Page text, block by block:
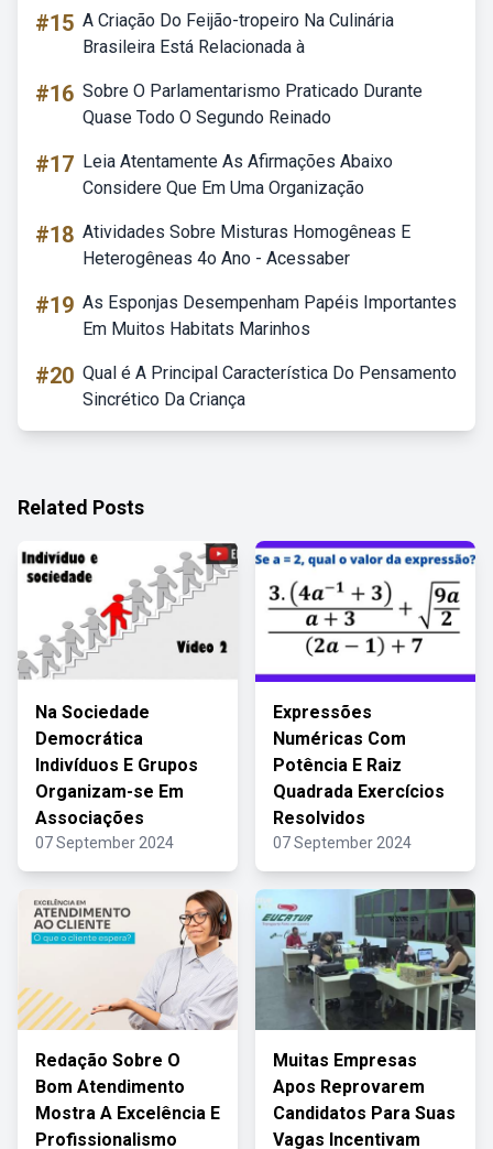
#15 A Criação Do Feijão-tropeiro Na Culinária
Brasileira Está Relacionada à
#16 Sobre O Parlamentarismo Praticado Durante
Quase Todo O Segundo Reinado
#17 Leia Atentamente As Afirmações Abaixo
Considere Que Em Uma Organização
#18 Atividades Sobre Misturas Homogêneas E
Heterogêneas 4o Ano - Acessaber
#19 As Esponjas Desempenham Papéis Importantes
Em Muitos Habitats Marinhos
#20 Qual é A Principal Característica Do Pensamento
Sincrético Da Criança
Related Posts
Na Sociedade
Democrática
Indivíduos E Grupos
Organizam-se Em
Associações
07 September 2024
Expressões
Numéricas Com
Potência E Raiz
Quadrada Exercícios
Resolvidos
07 September 2024
Redação Sobre O
Bom Atendimento
Mostra A Excelência E
Profissionalismo
Muitas Empresas
Apos Reprovarem
Candidatos Para Suas
Vagas Incentivam